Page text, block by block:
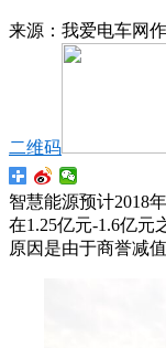
来源： 我爱电车网
二维码
智慧能源预计2018
在1.25亿元-1.6亿元
原因是由于商誉减值